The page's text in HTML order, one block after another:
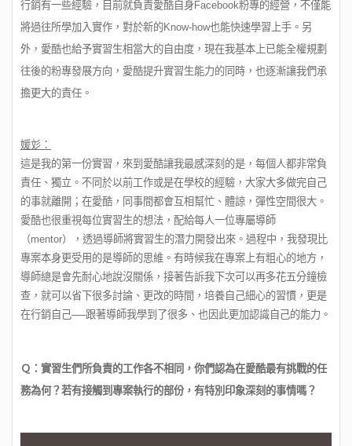
行銷有一些經驗，目前就負責愛酷自身Facebook粉專的經營，不僅能
將過往所學加入實作，對於新的Know-how也能快速學習上手。另
外，愛酷也給予實習生相當大的自由度，現在我基本上已能全權規劃
往後的粉專發展方向，愛酷提升實習生能力的同時，也逐漸讓我們承
擔更大的責任。
媛彣：
這是我的第一份實習，來到愛酷讓我最感深刻的是，每個人都非常負
責任、獨立。不同於以前工作或是在學校的經驗，大家大多做完自己
的事就離開；在愛酷，同事間都會互相幫忙、體諒，彈性空間很大。
愛酷也很重視每位實習生的想法，配給每人一位專屬導師
（mentor），透過導師將實習生的潛力開發出來。過程中，我發現比
專案本身更受用的是導師的思維。有時候我在專案上有粗心的地方，
導師總是會先耐心地說沒關係，接著告訴我下次可以再多花五分鐘檢
查，就可以省下很多討論、更改的時間，培養自己細心的習慣，更是
在行銷自己──跟著導師我學到了很多、也因此更加認識自己的能力。
Ｑ：實習生們所負責的工作各不相同，你們認為在愛酷最有挑戰的任
務為何？若有接觸到專案執行的部份，有特別印象深刻的事情嗎？